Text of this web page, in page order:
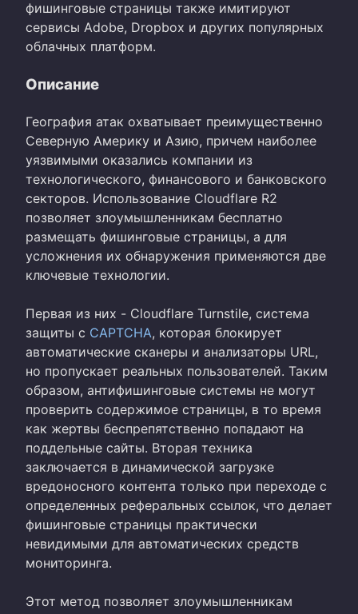
фишинговые страницы также имитируют
сервисы Adobe, Dropbox и других популярных
облачных платформ.
Описание
География атак охватывает преимущественно
Северную Америку и Азию, причем наиболее
уязвимыми оказались компании из
технологического, финансового и банковского
секторов. Использование Cloudflare R2
позволяет злоумышленникам бесплатно
размещать фишинговые страницы, а для
усложнения их обнаружения применяются две
ключевые технологии.
Первая из них - Cloudflare Turnstile, система
защиты с CAPTCHA, которая блокирует
автоматические сканеры и анализаторы URL,
но пропускает реальных пользователей. Таким
образом, антифишинговые системы не могут
проверить содержимое страницы, в то время
как жертвы беспрепятственно попадают на
поддельные сайты. Вторая техника
заключается в динамической загрузке
вредоносного контента только при переходе с
определенных реферальных ссылок, что делает
фишинговые страницы практически
невидимыми для автоматических средств
мониторинга.
Этот метод позволяет злоумышленникам